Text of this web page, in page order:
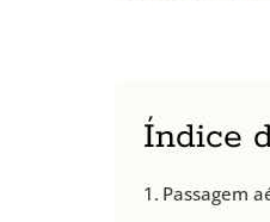
Índice
Passagem